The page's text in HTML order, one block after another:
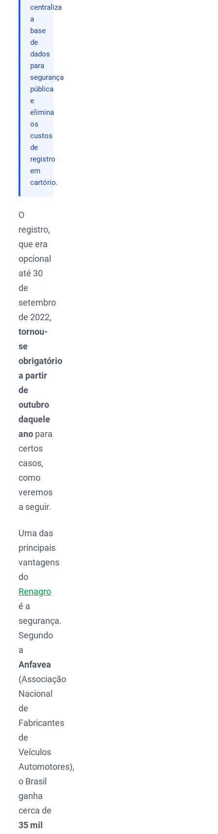
centraliza
a
base
de
dados
para
segurança
pública
e
elimina
os
custos
de
registro
em
cartório.
O
registro,
que era
opcional
até 30
de
setembro
de 2022,
tornou-
se
obrigatório
a partir
de
outubro
daquele
ano para
certos
casos,
como
veremos
a seguir.
Uma das
principais
vantagens
do
Renagro
é a
segurança.
Segundo
a
Anfavea
(Associação
Nacional
de
Fabricantes
de
Veículos
Automotores),
o Brasil
ganha
cerca de
35 mil